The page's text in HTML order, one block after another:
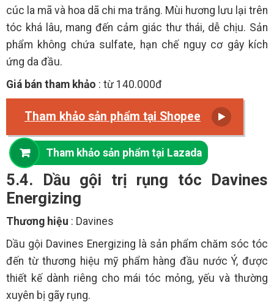
cúc la mã và hoa dã chi ma trắng. Mùi hương lưu lại trên
tóc khá lâu, mang đến cảm giác thư thái, dễ chịu. Sản
phẩm không chứa sulfate, hạn chế nguy cơ gây kích
ứng da đầu.
Giá bán tham khảo : từ 140.000đ
Tham khảo sản phẩm tại Shopee
Tham khảo sản phẩm tại Lazada
5.4. Dầu gội trị rụng tóc Davines
Energizing
Thương hiệu : Davines
Dầu gội Davines Energizing là sản phẩm chăm sóc tóc
đến từ thương hiệu mỹ phẩm hàng đầu nước Ý, được
thiết kế dành riêng cho mái tóc mỏng, yếu và thường
xuyên bị gãy rụng.